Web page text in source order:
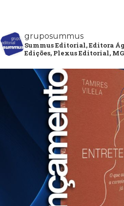
gruposummus
Summus Editorial, Editora
Edições, Plexus Editorial,